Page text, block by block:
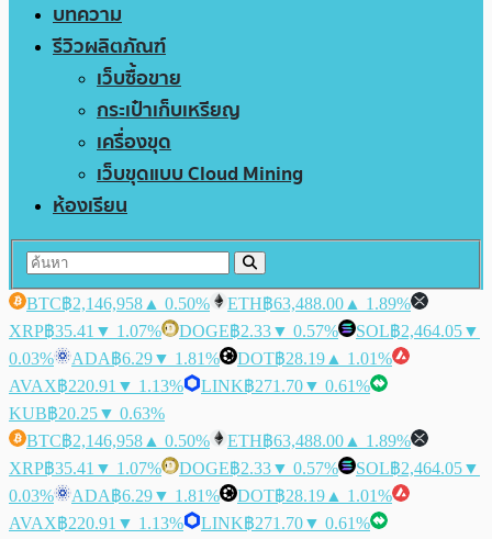
บทความ
รีวิวผลิตภัณฑ์
เว็บซื้อขาย
กระเป๋าเก็บเหรียญ
เครื่องขุด
เว็บขุดแบบ Cloud Mining
ห้องเรียน
BTC฿2,146,958 ▲ 0.50% ETH฿63,488.00 ▲ 1.89%
XRP฿35.41 ▼ 1.07% DOGE฿2.33▼ 0.57% SOL฿2,464.05▼
0.03%
ADA฿6.29▼ 1.81% DOT฿28.19 ▲ 1.01%
AVAX฿220.91 ▼ 1.13% LINK฿271.70▼ 0.61%
KUB฿20.25▼ 0.63%
BTC฿2,146,958 ▲ 0.50% ETH฿63,488.00 ▲ 1.89%
XRP฿35.41 ▼ 1.07% DOGE฿2.33▼ 0.57% SOL฿2,464.05▼
0.03%
ADA฿6.29▼ 1.81% DOT฿28.19 ▲ 1.01%
AVAX฿220.91 ▼ 1.13% LINK฿271.70▼ 0.61%